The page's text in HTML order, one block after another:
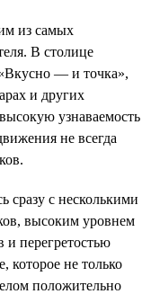
из самых
В столице
— и точка»,
и других
узнаваемость
не всегда
сразу с несколькими
высоким уровнем
и перегретостью
не только
положительно